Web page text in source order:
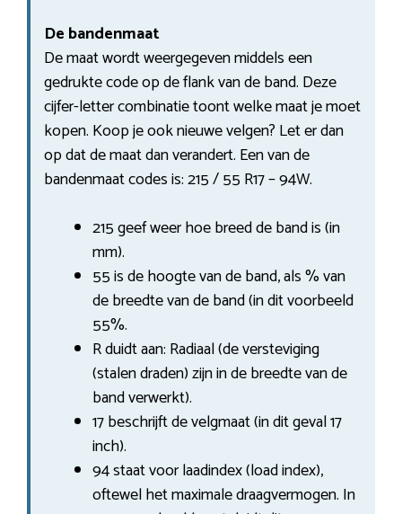
De bandenmaat
De maat wordt weergegeven middels een
gedrukte code op de flank van de band. Deze
cijfer-letter combinatie toont welke maat je moet
kopen. Koop je ook nieuwe velgen? Let er dan
op dat de maat dan verandert. Een van de
bandenmaat codes is: 215 / 55 R17 – 94W.
215 geef weer hoe breed de band is (in
mm).
55 is de hoogte van de band, als % van
de breedte van de band (in dit voorbeeld
55%.
R duidt aan: Radiaal (de versteviging
(stalen draden) zijn in de breedte van de
band verwerkt).
17 beschrijft de velgmaat (in dit geval 17
inch).
94 staat voor laadindex (load index),
oftewel het maximale draagvermogen. In